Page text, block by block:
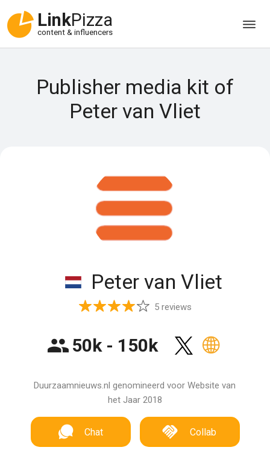
LinkPizza
content & influencers
Publisher media kit of
Peter van Vliet
Peter van Vliet
5 reviews
50k - 150k
Duurzaamnieuws.nl genomineerd voor Website van
het Jaar 2018
Chat Collab